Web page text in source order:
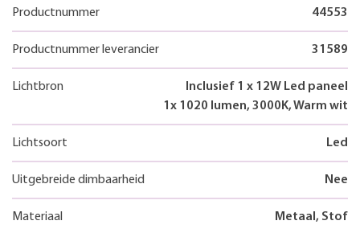
Productnummer 44553
Productnummer leverancier 31589
Lichtbron
Inclusief 1 x 12W Led paneel
1x 1020 lumen, 3000K, Warm wit
Lichtsoort Led
Uitgebreide dimbaarheid Nee
Materiaal Metaal, Stof